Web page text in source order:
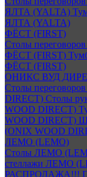
ЯЛТА (YALTA)
ЯЛТА (YALTA)
ФЁСТ (FIRST)
Столы
ФЁСТ (FIRST)
ФЁСТ (FIRST)
ОНИКС ВУД
Столы
DIRECT) Столы
WOOD DIRECT)
WOOD DIRECT)
(ONIX WOOD
ЛЕМО (LEMO)
Столы ЛЕМО
стеллажи ЛЕМО
РАСПРОДАЖА!!!